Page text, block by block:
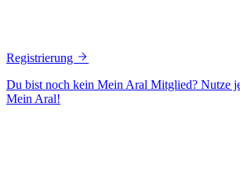
Registrierung
Du bist noch kein Mein Aral Mitglied? Nutze
Mein Aral!